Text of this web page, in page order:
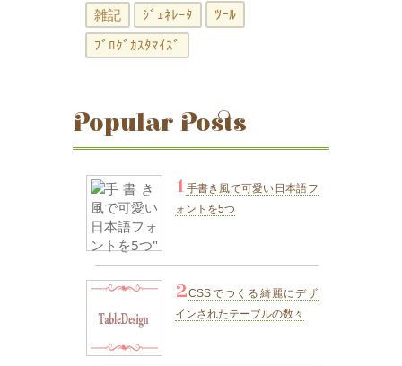
雑記 ｼﾞｪﾈﾚｰﾀ ﾂｰﾙ
ﾌﾞﾛｸﾞｶｽﾀﾏｲｽﾞ
Popular Posts
1 手書き風で可愛い日本語フ
ォントを5つ
2CSSでつくる綺麗にデザ
インされたテーブルの数々